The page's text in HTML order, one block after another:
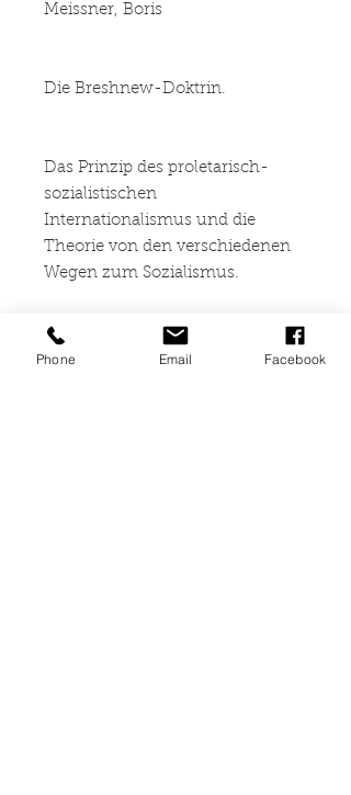
Meissner, Boris
Die Breshnew-Doktrin.
Das Prinzip des proletarisch-
sozialistischen
Internationalismus und die
Theorie von den verschiedenen
Wegen zum Sozialismus.
Dokumentation.
Phone Email Facebook